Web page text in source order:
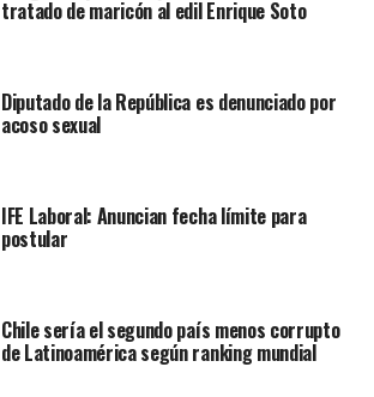
tratado de maricón al edil Enrique Soto
Diputado de la República es denunciado por
acoso sexual
IFE Laboral: Anuncian fecha límite para
postular
Chile sería el segundo país menos corrupto
de Latinoamérica según ranking mundial